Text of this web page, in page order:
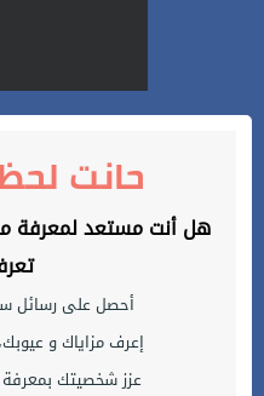
حانت
هل أنت مستعد لمعرفة
أحصل على رسائل
إعرف مزاياك و
عزز شخصيتك بمعرفة